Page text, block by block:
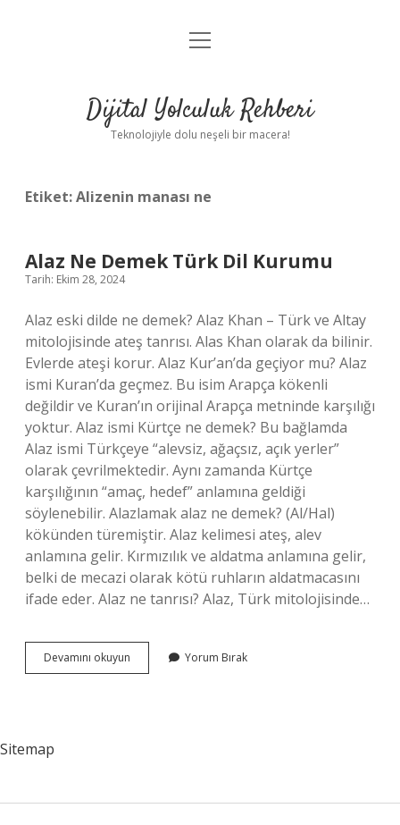
Anasayfa
Yasal Uyarı
menüyü
Dijital Yolculuk Rehberi
Teknolojiyle dolu neşeli bir macera!
Etiket:Alizenin manası ne
Alaz Ne Demek Türk Dil Kurumu
Tarih: Ekim 28, 2024
Alaz eski dilde ne demek? Alaz Khan – Türk ve Altay
mitolojisinde ateş tanrısı. Alas Khan olarak da bilinir.
Evlerde ateşi korur. Alaz Kur’an’da geçiyor mu? Alaz
ismi Kuran’da geçmez. Bu isim Arapça kökenli
değildir ve Kuran’ın orijinal Arapça metninde karşılığı
yoktur. Alaz ismi Kürtçe ne demek? Bu bağlamda
Alaz ismi Türkçeye “alevsiz, ağaçsız, açık yerler”
olarak çevrilmektedir. Aynı zamanda Kürtçe
karşılığının “amaç, hedef” anlamına geldiği
söylenebilir. Alazlamak alaz ne demek? (Al/Hal)
kökünden türemiştir. Alaz kelimesi ateş, alev
anlamına gelir. Kırmızılık ve aldatma anlamına gelir,
belki de mecazi olarak kötü ruhların aldatmacasını
ifade eder. Alaz ne tanrısı? Alaz, Türk mitolojisinde…
Devamını okuyun
Ne
Yorum Bırak
Sitemap